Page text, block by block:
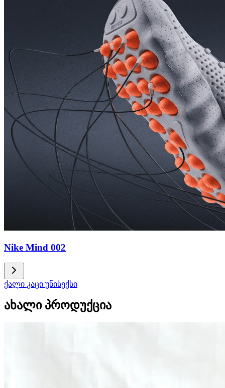
Nike Mind 002
ქალი კაცი უნისექსი
ახალი პროდუქცია